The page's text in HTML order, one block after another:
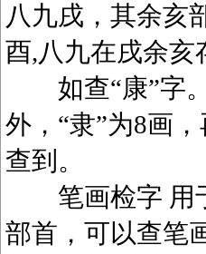
八九戌，其余亥
酉,八九在戌余亥
如查“康”字。
外，“隶”为8画
查到。
笔画检字 用于
部首，可以查笔